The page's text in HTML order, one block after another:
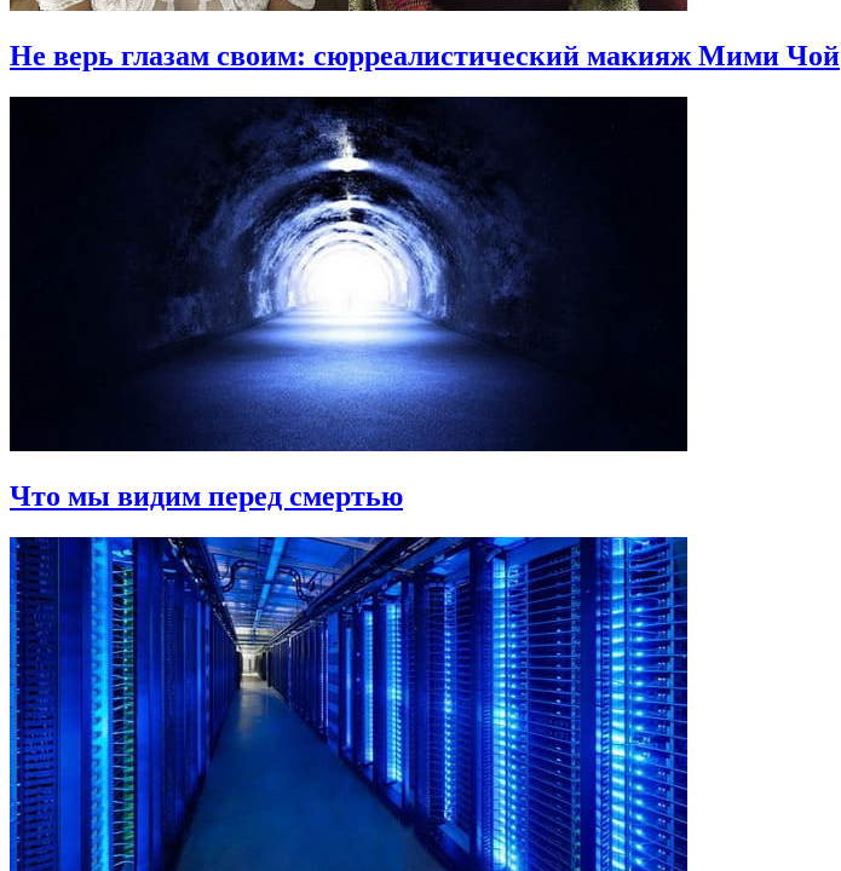
Не верь глазам своим: сюрреалистический макияж Мими Чой
Что мы видим перед смертью